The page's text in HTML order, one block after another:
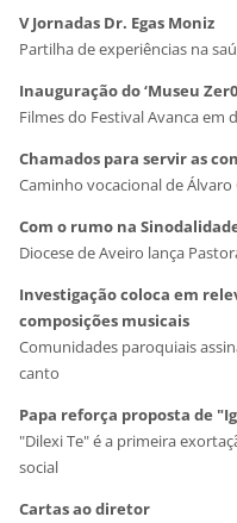
V Jornadas Dr. Egas Moniz
Partilha de experiências na
Inauguração do ‘Museu
Filmes do Festival Avanca em
Chamados para servir as
Caminho vocacional de Álvaro
Com o rumo na
Diocese de Aveiro lança
Investigação coloca em
composições musicais
Comunidades paroquiais
canto
Papa reforça proposta de
"Dilexi Te" é a primeira
social
Cartas ao diretor